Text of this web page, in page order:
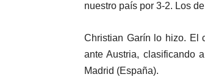
nuestro país por 3-2. Los
Christian Garín lo hizo. El
ante Austria, clasificando
Madrid (España).